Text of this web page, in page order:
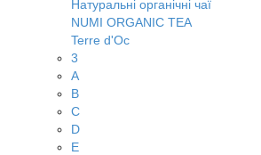
Натуральні органічні чаї
NUMI ORGANIC TEA
Terre d'Oc
3
A
B
C
D
E